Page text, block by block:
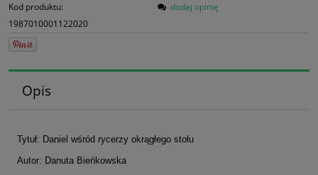
Kod produktu:
1987010001122020
dodaj opinię
Opis
Tytuł: Daniel wśród rycerzy okrągłego stołu
Autor: Danuta Bieńkowska